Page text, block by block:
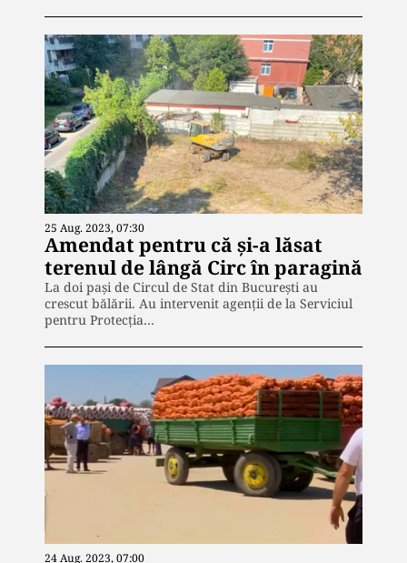
25 Aug. 2023, 07:30
Amendat pentru că și-a lăsat
terenul de lângă Circ în paragină
La doi pași de Circul de Stat din București au
crescut bălării. Au intervenit agenții de la Serviciul
pentru Protecția…
24 Aug. 2023, 07:00